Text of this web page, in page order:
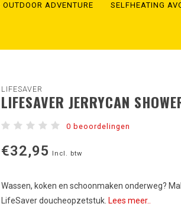
OUTDOOR ADVENTURE SELFHEATING
LIFESAVER
LIFESAVER JERRYCAN
0 beoordelingen
€32,95 Incl. btw
Wassen, koken en schoonmaken onderweg?
LifeSaver doucheopzetstuk. Lees meer..